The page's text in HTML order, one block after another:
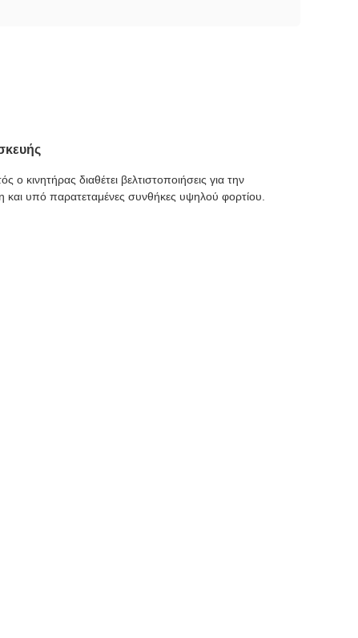
κινητήρας διαθέτει βελτιστοποιήσεις για την
και υπό παρατεταμένες συνθήκες υψηλού φορτίου.